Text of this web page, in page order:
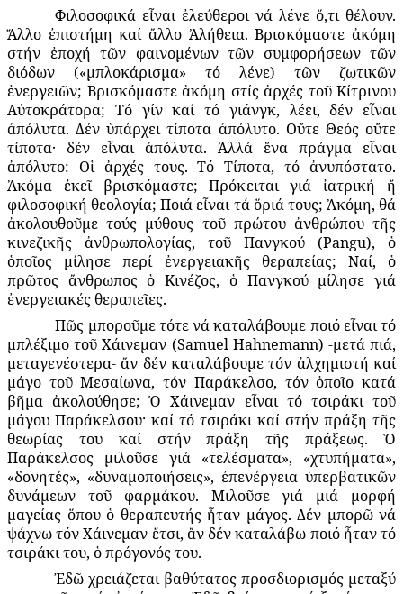
Φιλοσοφικά εἶναι ἐλεύθεροι νά λένε ὅ,τι θέλουν.
Ἄλλο ἐπιστήμη καί ἄλλο Ἀλήθεια. Βρισκόμαστε ἀκόμη
στήν ἐποχή τῶν φαινομένων τῶν συμφορήσεων τῶν
διόδων («μπλοκάρισμα» τό λένε) τῶν ζωτικῶν
ἐνεργειῶν; Βρισκόμαστε ἀκόμη στίς ἀρχές τοῦ Κίτρινου
Αὐτοκράτορα; Τό γίν καί τό γιάνγκ, λέει, δέν εἶναι
ἀπόλυτα. Δέν ὑπάρχει τίποτα ἀπόλυτο. Οὔτε Θεός οὔτε
τίποτα· δέν εἶναι ἀπόλυτα. Ἀλλά ἕνα πράγμα εἶναι
ἀπόλυτο: Οἱ ἀρχές τους. Τό Τίποτα, τό ἀνυπόστατο.
Ἀκόμα ἐκεῖ βρισκόμαστε; Πρόκειται γιά ἰατρική ἤ
φιλοσοφική θεολογία; Ποιά εἶναι τά ὅριά τους; Ἀκόμη, θά
ἀκολουθοῦμε τούς μύθους τοῦ πρώτου ἀνθρώπου τῆς
κινεζικῆς ἀνθρωπολογίας, τοῦ Πανγκού (Pangu), ὁ
ὁποῖος μίλησε περί ἐνεργειακῆς θεραπείας; Ναί, ὁ
πρῶτος ἄνθρωπος ὁ Κινέζος, ὁ Πανγκού μίλησε γιά
ἐνεργειακές θεραπεῖες.
Πῶς μποροῦμε τότε νά καταλάβουμε ποιό εἶναι τό
μπλέξιμο τοῦ Χάινεμαν (Samuel Hahnemann) -μετά πιά,
μεταγενέστερα- ἄν δέν καταλάβουμε τόν ἀλχημιστή καί
μάγο τοῦ Μεσαίωνα, τόν Παράκελσο, τόν ὁποῖο κατά
βῆμα ἀκολούθησε; Ὁ Χάινεμαν εἶναι τό τσιράκι τοῦ
μάγου Παράκελσου· καί τό τσιράκι καί στήν πράξη τῆς
θεωρίας του καί στήν πράξη τῆς πράξεως. Ὁ
Παράκελσος μιλοῦσε γιά «τελέσματα», «χτυπήματα»,
«δονητές», «δυναμοποιήσεις», ἐπενέργεια ὑπερβατικῶν
δυνάμεων τοῦ φαρμάκου. Μιλοῦσε γιά μιά μορφή
μαγείας ὅπου ὁ θεραπευτής ἦταν μάγος. Δέν μπορῶ νά
ψάχνω τόν Χάινεμαν ἔτσι, ἄν δέν καταλάβω ποιό ἦταν τό
τσιράκι του, ὁ πρόγονός του.
Ἐδῶ χρειάζεται βαθύτατος προσδιορισμός μεταξύ